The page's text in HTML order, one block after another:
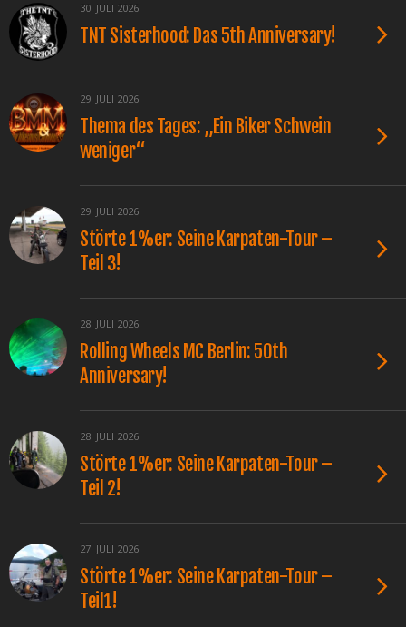
30. JULI 2026
TNT Sisterhood: Das 5th Anniversary!
29. JULI 2026
Thema des Tages: „Ein Biker Schwein
weniger“
29. JULI 2026
Störte 1%er: Seine Karpaten-Tour –
Teil 3!
28. JULI 2026
Rolling Wheels MC Berlin: 50th
Anniversary!
28. JULI 2026
Störte 1%er: Seine Karpaten-Tour –
Teil 2!
27. JULI 2026
Störte 1%er: Seine Karpaten-Tour –
Teil1!